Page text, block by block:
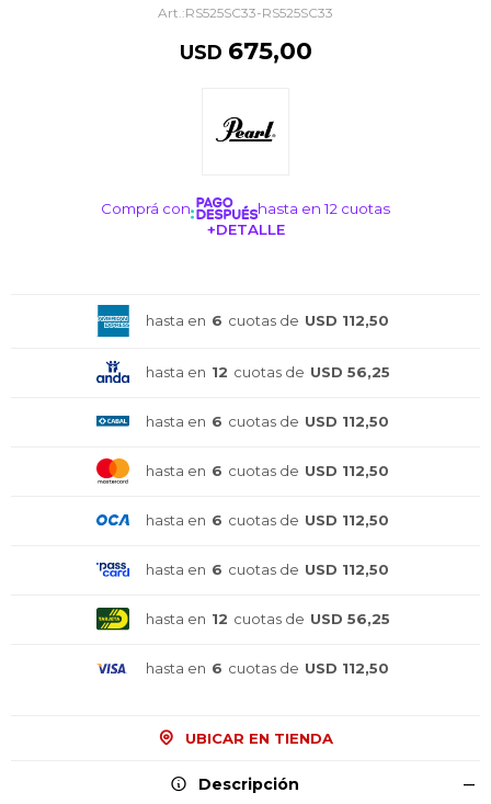
RS525SC33-RS525SC33
USD 675,00
Comprá con
hasta en 12 cuotas
+DETALLE
hasta en 6 cuotas de USD 112,50
hasta en 12 cuotas de USD 56,25
hasta en 6 cuotas de USD 112,50
hasta en 6 cuotas de USD 112,50
hasta en 6 cuotas de USD 112,50
hasta en 6 cuotas de USD 112,50
hasta en 12 cuotas de USD 56,25
hasta en 6 cuotas de USD 112,50
UBICAR EN TIENDA
Descripción
comprar!
comprar!
comprar!